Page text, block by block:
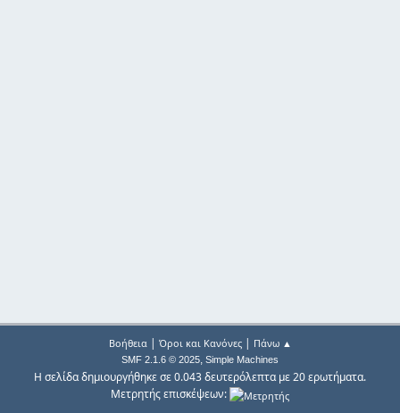
Βοήθεια| Όροι και Κανόνες| Πάνω ▲
SMF 2.1.6 © 2025, Simple Machines
Η σελίδα δημιουργήθηκε σε 0.043 δευτερόλεπτα με 20 ερωτήματα.
Μετρητής επισκέψεων: